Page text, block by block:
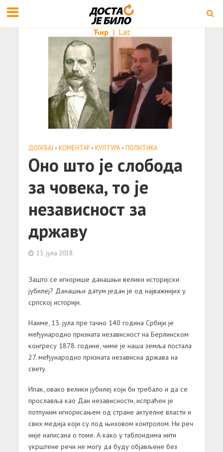
Ћир | Lat
ДОГАЂАЈ • КОМЕНТАР • КУЛТУРА • ПОЛИТИКА
Оно што је слобода
за човека, то је
независност за
државу
13. јула 2018.
Зашто се игнорише данашњи велики историјски
јубилеј? Данашњи датум један је од најважнијих у
српској историји.
Наиме, 13. јула пре тачно 140 година Србији је
међународно призната независност на Берлинском
конгресу 1878. године, чиме је наша земља постала
27. међународно призната независна држава на
свету.
Ипак, овако велики јубилеј који би требало и да се
прославља као Дан независности, испраћен је
потпуним игнорисањем од стране актуелне власти и
свих медија који су под њиховом контролом. Ни реч
није написана о томе. А како у таблоидима нити
укрштене речи не могу да буду објављене без